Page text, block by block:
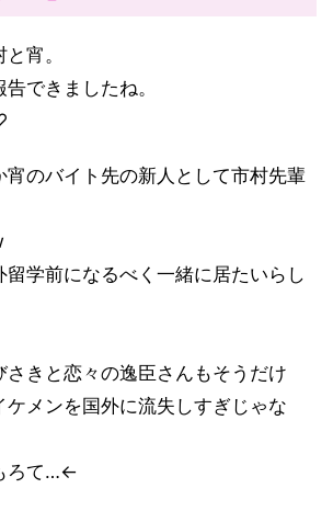
宵。
できましたね。
宵のバイト先の新人として市村先輩
学前になるべく一緒に居たいらし
さきと恋々の逸臣さんもそうだけ
ケメンを国外に流失しすぎじゃな
ろて…←